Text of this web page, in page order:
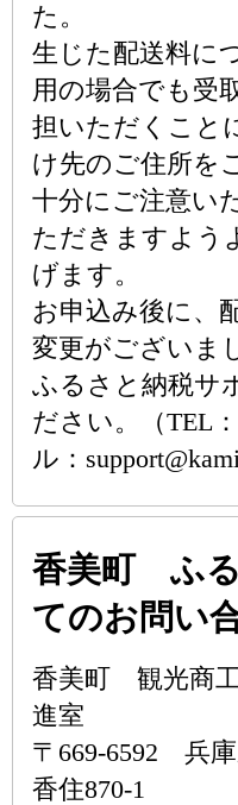
た。
生じた配送料に
用の場合でも受
担いただくこと
け先のご住所を
十分にご注意い
ただきますよう
げます。
お申込み後に、
変更がございま
ふるさと納税サ
ださい。（TEL
ル：
香美町 ふ
てのお問い
香美町 観光商
進室
〒669-6592 兵
香住870-1